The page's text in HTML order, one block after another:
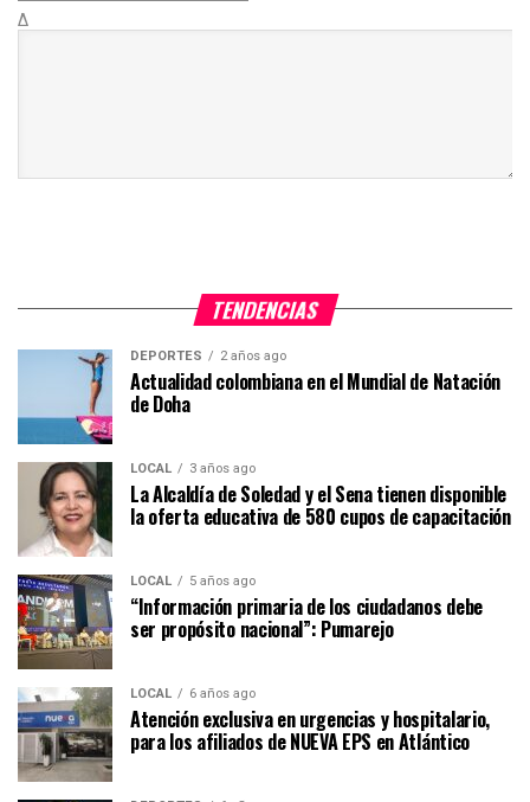
Δ
TENDENCIAS
DEPORTES 2 años ago
Actualidad colombiana en el Mundial de Natación
de Doha
LOCAL 3 años ago
La Alcaldía de Soledad y el Sena tienen disponible
la oferta educativa de 580 cupos de capacitación
LOCAL 5 años ago
“Información primaria de los ciudadanos debe
ser propósito nacional”: Pumarejo
LOCAL 6 años ago
Atención exclusiva en urgencias y hospitalario,
para los afiliados de NUEVA EPS en Atlántico